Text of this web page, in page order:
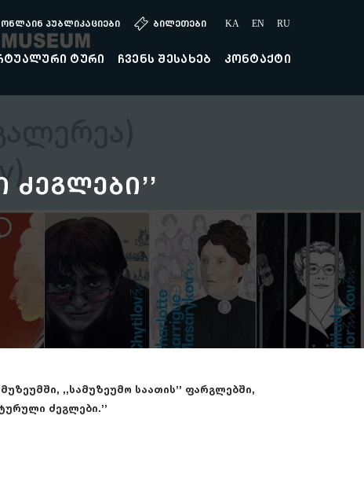
ონლაინ პუბლიკაციები ბილეთები KA EN RU
ტური ჩვენს შესახებ კონტაქტი
,,სამუზეუმო საათის’’ ფარგლებში,
ძეგლები.’’